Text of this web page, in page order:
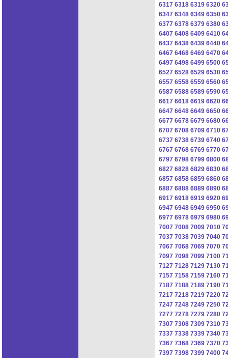
6317 6318 6319 6320
6347 6348 6349 6350
6377 6378 6379 6380
6407 6408 6409 6410
6437 6438 6439 6440
6467 6468 6469 6470
6497 6498 6499 6500
6527 6528 6529 6530
6557 6558 6559 6560
6587 6588 6589 6590
6617 6618 6619 6620
6647 6648 6649 6650
6677 6678 6679 6680
6707 6708 6709 6710
6737 6738 6739 6740
6767 6768 6769 6770
6797 6798 6799 6800
6827 6828 6829 6830
6857 6858 6859 6860
6887 6888 6889 6890
6917 6918 6919 6920
6947 6948 6949 6950
6977 6978 6979 6980
7007 7008 7009 7010
7037 7038 7039 7040
7067 7068 7069 7070
7097 7098 7099 7100
7127 7128 7129 7130
7157 7158 7159 7160
7187 7188 7189 7190
7217 7218 7219 7220
7247 7248 7249 7250
7277 7278 7279 7280
7307 7308 7309 7310
7337 7338 7339 7340
7367 7368 7369 7370
7397 7398 7399 7400